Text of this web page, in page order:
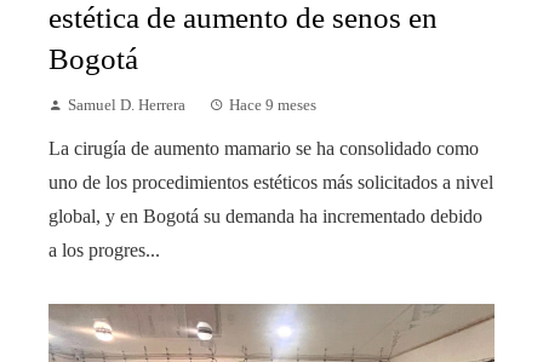
estética de aumento de senos en
Bogotá
Samuel D. Herrera Hace 9 meses
La cirugía de aumento mamario se ha consolidado como
uno de los procedimientos estéticos más solicitados a nivel
global, y en Bogotá su demanda ha incrementado debido
a los progres...